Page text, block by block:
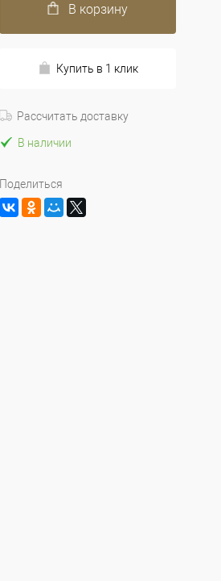
В корзину
Купить в 1 клик
Рассчитать доставку
В наличии
Поделиться